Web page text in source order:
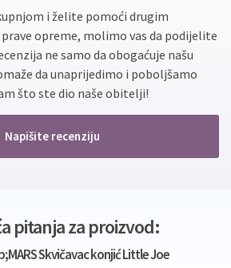
i želite pomoći drugim
opreme, molimo vas da podijelite
ne samo da obogaćuje našu
da unaprijedimo i poboljšamo
što ste dio naše obitelji!
Napišite recenziju
pitanja za proizvod:
Skvičavac konjić Little Joe